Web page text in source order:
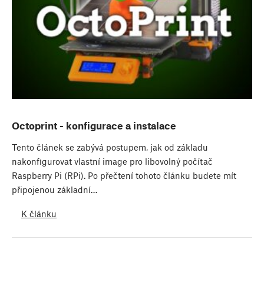
Octoprint - konfigurace a instalace
Tento článek se zabývá postupem, jak od základu
nakonfigurovat vlastní image pro libovolný počítač
Raspberry Pi (RPi). Po přečtení tohoto článku budete mít
připojenou základní…
K článku